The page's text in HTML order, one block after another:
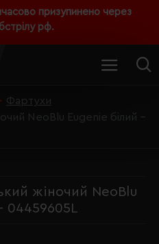
призупинено через
рф.
Фартухи
NeoBlu Eugenie білий -
жіночий NeoBlu
04459605L